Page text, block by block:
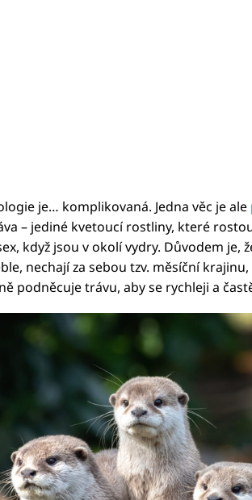
je… komplikovaná. Jedna věc je ale
– jediné kvetoucí rostliny, které
když jsou v okolí vydry. Důvodem je,
nechají za sebou tzv. měsíční
podněcuje trávu, aby se rychleji a